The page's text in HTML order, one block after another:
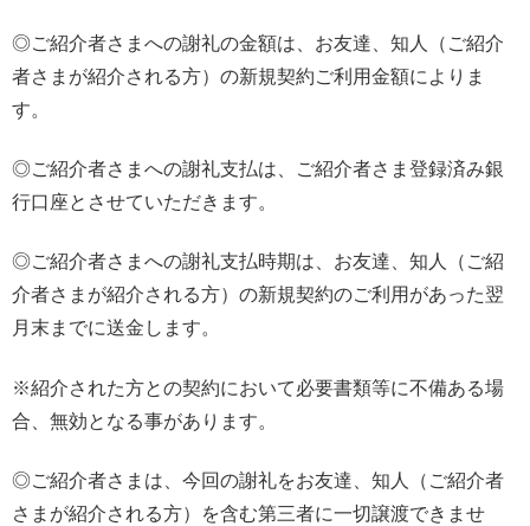
◎ご紹介者さまへの謝礼の金額は、お友達、知人（ご紹介
者さまが紹介される方）の新規契約ご利用金額によりま
す。
◎ご紹介者さまへの謝礼支払は、ご紹介者さま登録済み銀
行口座とさせていただきます。
◎ご紹介者さまへの謝礼支払時期は、お友達、知人（ご紹
介者さまが紹介される方）の新規契約のご利用があった翌
月末までに送金します。
※紹介された方との契約において必要書類等に不備ある場
合、無効となる事があります。
◎ご紹介者さまは、今回の謝礼をお友達、知人（ご紹介者
さまが紹介される方）を含む第三者に一切譲渡できませ